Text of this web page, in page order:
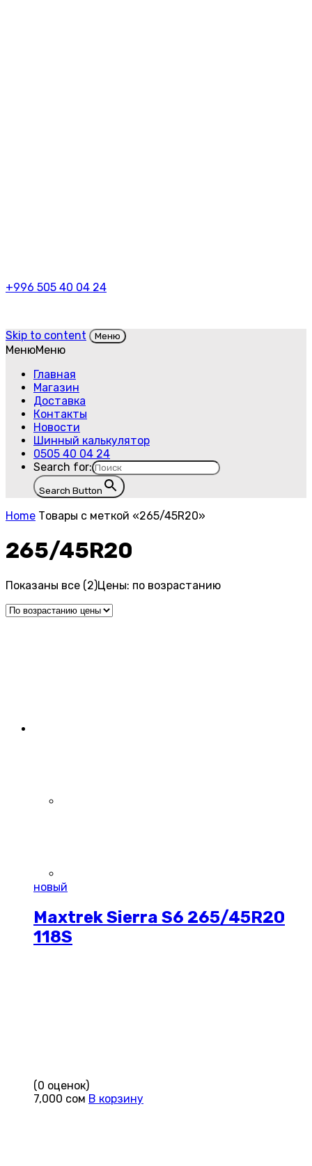
+996 505 40 04 24
Skip to content Меню
МенюМеню
Главная
Магазин
Доставка
Контакты
Новости
Шинный калькулятор
0505 40 04 24
Search for:
Search Button
Home Товары с меткой «265/45R20»
265/45R20
Показаны все (2)Цены: по возрастанию
новый
Maxtrek Sierra S6 265/45R20
118S
(0 оценок)
7,000 сом В корзину